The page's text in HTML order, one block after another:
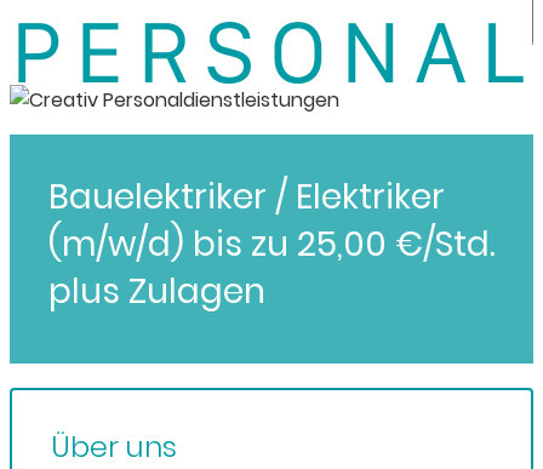
Bauelektriker / Elektriker
(m/w/d) bis zu 25,00 €/Std.
plus Zulagen
Über uns